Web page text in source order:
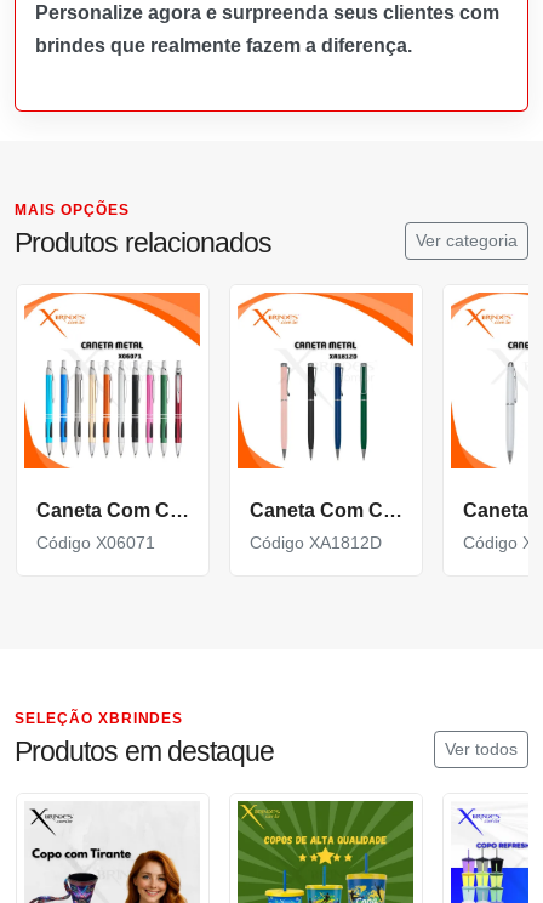
Personalize agora e surpreenda seus clientes com
brindes que realmente fazem a diferença.
MAIS OPÇÕES
Produtos relacionados Ver categoria
Caneta Com Corpo De Metal Carga Azul E Acionamento Por Clique X06071
Código X06071
Caneta Com Corpo De Metal Carga Azul E Acionamento Por Rotação Xa1812D
Código XA1812D Código
SELEÇÃO XBRINDES
Produtos em destaque Ver todos